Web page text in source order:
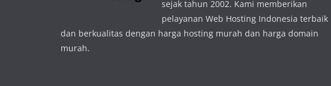
sejak tahun 2002. Kami memberikan
pelayanan Web Hosting Indonesia terbaik
dan berkualitas dengan harga hosting murah dan harga domain
murah.